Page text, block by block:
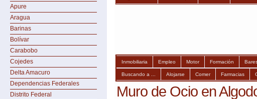
Apure
Aragua
Barinas
Bolívar
Carabobo
Cojedes
Delta Amacuro
Dependencias Federales
Distrito Federal
Inmobiliaria Empleo Motor Formación
Buscando a ... Alojarse Comer Farmacias
Muro de Ocio en